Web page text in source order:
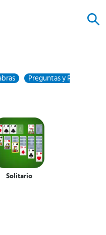
Preguntas y Respuestas
Solitario